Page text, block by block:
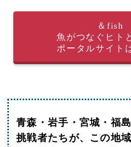
＆fish
魚がつなぐヒト
ポータルサイト
青森・岩手・宮城・福
挑戦者たちが、この地